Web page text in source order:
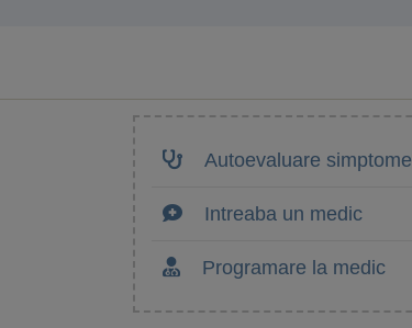
Autoevaluare simptome
Intreaba un medic
Programare la medic